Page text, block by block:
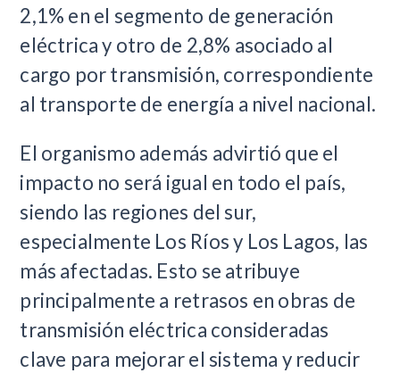
2,1% en el segmento de generación
eléctrica y otro de 2,8% asociado al
cargo por transmisión, correspondiente
al transporte de energía a nivel nacional.
El organismo además advirtió que el
impacto no será igual en todo el país,
siendo las regiones del sur,
especialmente Los Ríos y Los Lagos, las
más afectadas. Esto se atribuye
principalmente a retrasos en obras de
transmisión eléctrica consideradas
clave para mejorar el sistema y reducir